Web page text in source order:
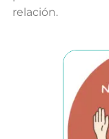
relación.